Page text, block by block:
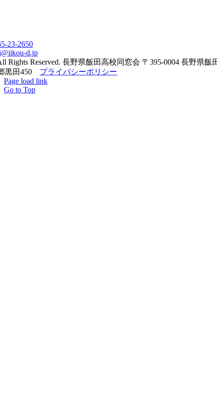
23-2650
d.jp
Rights Reserved. 長野県飯田高校同窓会 〒395-0004 長野県飯
黒田450 プライバシーポリシー
Page load link
Go to Top